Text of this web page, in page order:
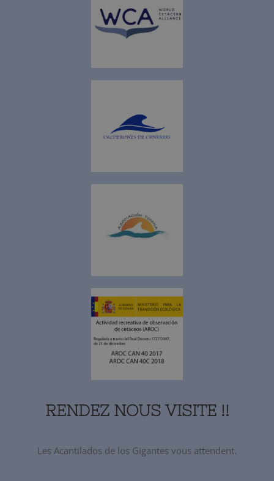
RENDEZ NOUS VISITE !!
Les Acantilados de los Gigantes vous attendent.